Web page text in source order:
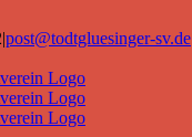
|post@todtgluesinger-sv.de